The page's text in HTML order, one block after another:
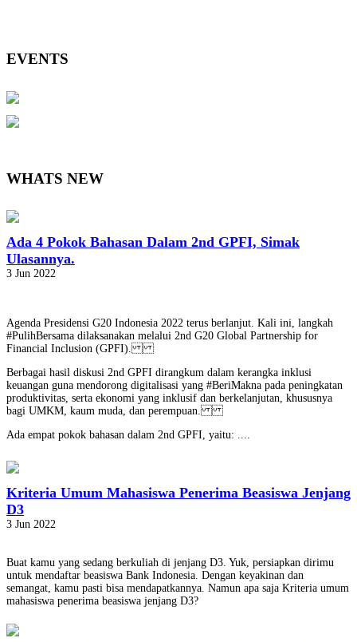
EVENTS
WHATS NEW
Ada 4 Pokok Bahasan Dalam 2nd GPFI, Simak
Ulasannya.
3 Jun 2022
Agenda Presidensi G20 Indonesia 2022 terus berlanjut. Kali ini, langkah
#PulihBersama dilaksanakan melalui 2nd G20 Global Partnership for
Financial Inclusion (GPFI).
Berbagai hasil diskusi 2nd GPFI dirangkum dalam kerangka inklusi
keuangan guna mendorong digitalisasi yang #BeriMakna pada peningkatan
produktivitas, serta ekonomi yang inklusif dan berkelanjutan, khususnya
bagi UMKM, kaum muda, dan perempuan.
Ada empat pokok bahasan dalam 2nd GPFI, yaitu: ....
Kriteria Umum Mahasiswa Penerima Beasiswa Jenjang
D3
3 Jun 2022
Buat kamu yang sedang berkuliah di jenjang D3. Yuk, persiapkan dirimu
untuk mendaftar beasiswa Bank Indonesia. Dengan keyakinan dan
semangat, kamu pasti bisa mendapatkannya. Namun apa saja Kriteria umum
mahasiswa penerima beasiswa jenjang D3?